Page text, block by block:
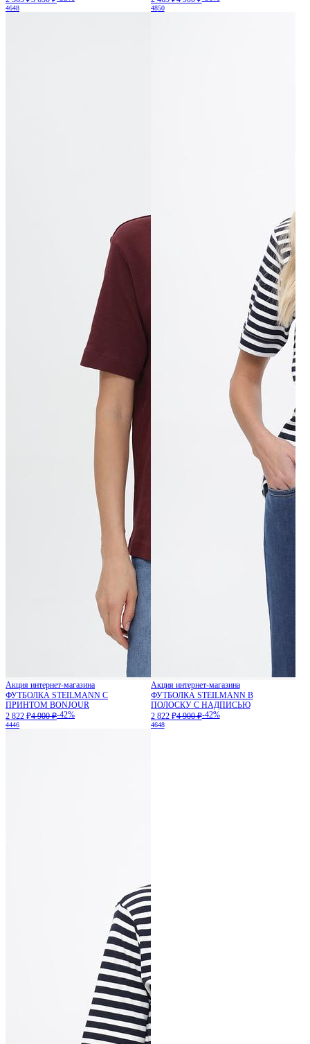
4648 4850
Акция интернет-магазина
ФУТБОЛКА STEILMANN С
ПРИНТОМ BONJOUR
2 822 ₽4 900 ₽-42%
4446
Акция интернет-магазина
ФУТБОЛКА STEILMANN В
ПОЛОСКУ С НАДПИСЬЮ
2 822 ₽4 900 ₽-42%
4648